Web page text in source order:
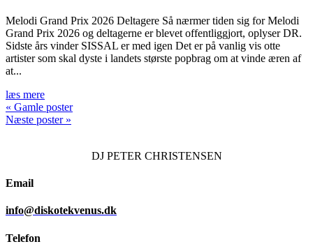
Melodi Grand Prix 2026 Deltagere Så nærmer tiden sig for Melodi
Grand Prix 2026 og deltagerne er blevet offentliggjort, oplyser DR.
Sidste års vinder SISSAL er med igen Det er på vanlig vis otte
artister som skal dyste i landets største popbrag om at vinde æren af
at...
læs mere
« Gamle poster
Næste poster »
DJPETER CHRISTENSEN
Email
info@diskotekvenus.dk
Telefon